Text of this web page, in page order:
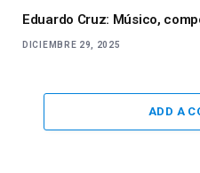
Eduardo Cruz: Músico,
DICIEMBRE 29, 2025
ADD A